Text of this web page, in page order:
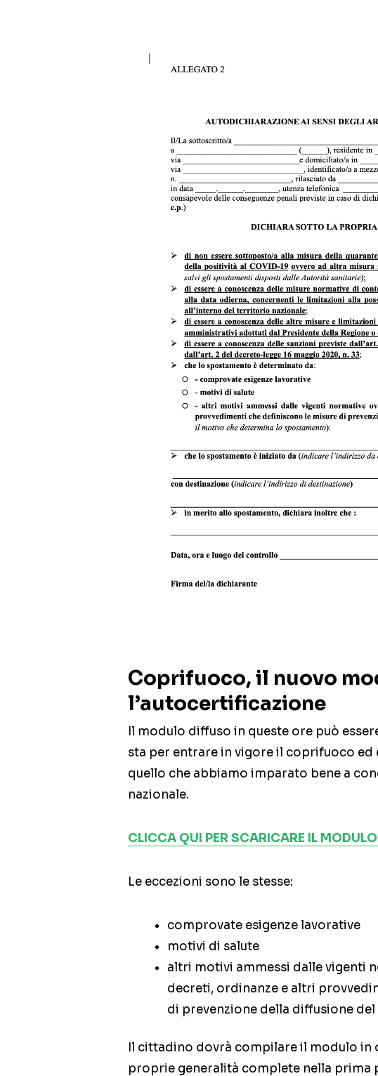
Coprifuoco, il nuovo
l’autocertificazione
Il modulo diffuso in queste ore può
sta per entrare in vigore il coprifuoco ed
quello che abbiamo imparato bene a
nazionale.
CLICCA QUI PER SCARICARE IL
Le eccezioni sono le stesse:
comprovate esigenze lavorative
motivi di salute
altri motivi ammessi dalle vigenti
decreti, ordinanze e altri
di prevenzione della diffusione
Il cittadino dovrà compilare il modulo in
proprie generalità complete nella prima